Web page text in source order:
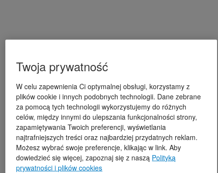
Twoja prywatność
W celu zapewnienia Ci optymalnej obsługi, korzystamy z
plików cookie i innych podobnych technologii. Dane zebrane
za pomocą tych technologii wykorzystujemy do różnych
celów, między innymi do ulepszania funkcjonalności strony,
zapamiętywania Twoich preferencji, wyświetlania
najtrafniejszych treści oraz najbardziej przydatnych reklam.
Możesz wybrać swoje preferencje, klikając w link. Aby
dowiedzieć się więcej, zapoznaj się z naszą Polityką
prywatności i plików cookies